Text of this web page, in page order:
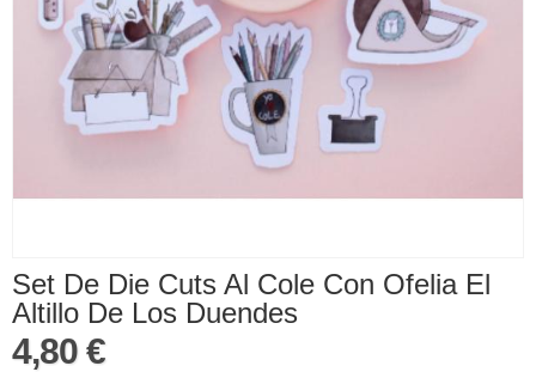
Set De Die Cuts Al Cole Con Ofelia El
Altillo De Los Duendes
4,80 €